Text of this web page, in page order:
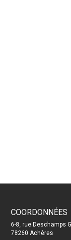
COORDONNÉES
6-8, rue Deschamps
78260 Achères